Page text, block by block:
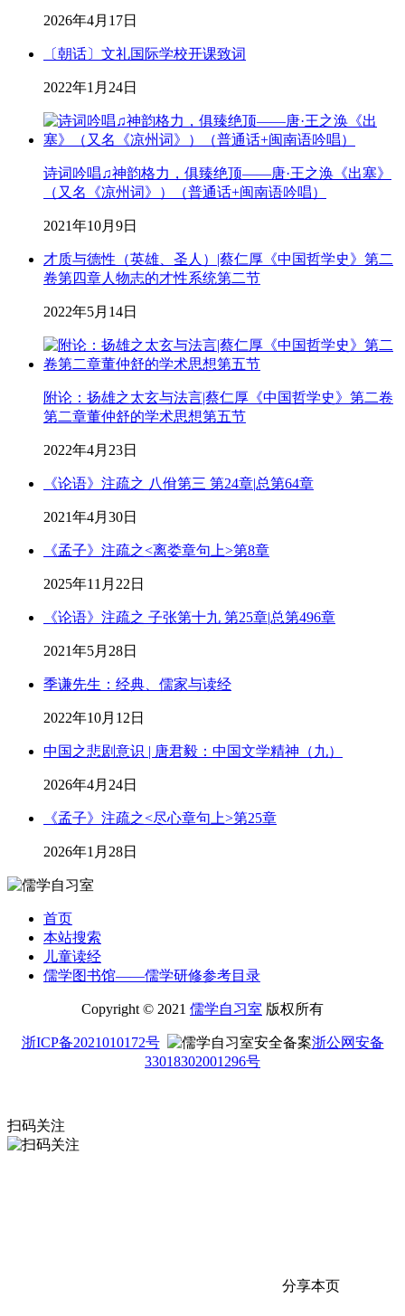
2026年4月17日
〔朝话〕文礼国际学校开课致词
2022年1月24日
诗词吟唱♫神韵格力，俱臻绝顶——唐·王之涣《出塞》
（又名《凉州词》）（普通话+闽南语吟唱）
2021年10月9日
才质与德性（英雄、圣人）|蔡仁厚《中国哲学史》第二
卷第四章人物志的才性系统第二节
2022年5月14日
附论：扬雄之太玄与法言|蔡仁厚《中国哲学史》第二卷
第二章董仲舒的学术思想第五节
2022年4月23日
《论语》注疏之 八佾第三 第24章|总第64章
2021年4月30日
《孟子》注疏之<离娄章句上>第8章
2025年11月22日
《论语》注疏之 子张第十九 第25章|总第496章
2021年5月28日
季谦先生：经典、儒家与读经
2022年10月12日
中国之悲剧意识 | 唐君毅：中国文学精神（九）
2026年4月24日
《孟子》注疏之<尽心章句上>第25章
2026年1月28日
首页
本站搜索
儿童读经
儒学图书馆——儒学研修参考目录
Copyright © 2021 儒学自习室 版权所有
浙ICP备2021010172号
浙公网安备
33018302001296号
扫码关注
分享本页